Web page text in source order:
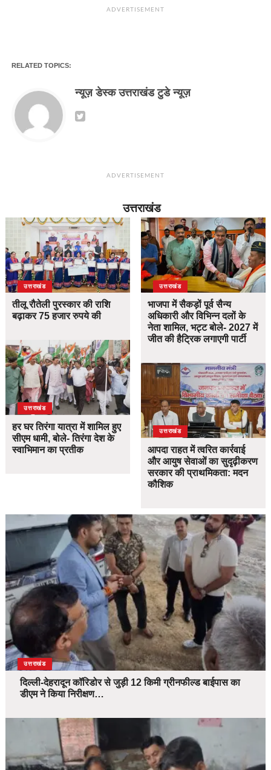
ADVERTISEMENT
RELATED TOPICS:
न्यूज़ डेस्क उत्तराखंड टुडे न्यूज़
ADVERTISEMENT
उत्तराखंड
उत्तराखंड
तीलू रौतेली पुरस्कार की राशि
बढ़ाकर 75 हजार रुपये की
उत्तराखंड
हर घर तिरंगा यात्रा में शामिल हुए
सीएम धामी, बोले- तिरंगा देश के
स्वाभिमान का प्रतीक
उत्तराखंड
भाजपा में सैकड़ों पूर्व सैन्य
अधिकारी और विभिन्न दलों के
नेता शामिल, भट्ट बोले- 2027 में
जीत की हैट्रिक लगाएगी पार्टी
उत्तराखंड
आपदा राहत में त्वरित कार्रवाई
और आयुष सेवाओं का सुदृढ़ीकरण
सरकार की प्राथमिकता: मदन
कौशिक
उत्तराखंड
दिल्ली-देहरादून कॉरिडोर से जुड़ी 12 किमी ग्रीनफील्ड बाईपास का
डीएम ने किया निरीक्षण…